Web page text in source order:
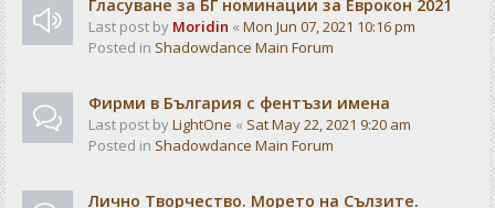
Гласуване за БГ номинации за Еврокон 2021
Last post by Moridin « Mon Jun 07, 2021 10:16 pm
Posted in Shadowdance Main Forum
Фирми в България с фентъзи имена
Last post byLightOne « Sat May 22, 2021 9:20 am
Posted in Shadowdance Main Forum
Лично Творчество. Морето на Сълзите.